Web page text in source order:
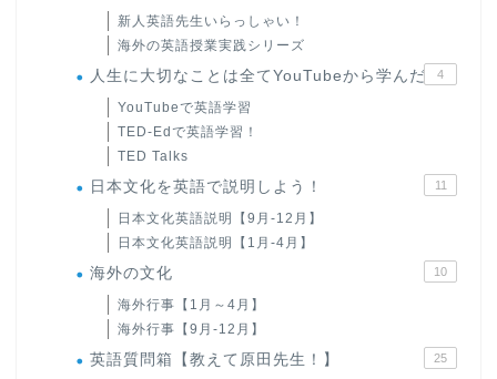
新人英語先生いらっしゃい！
海外の英語授業実践シリーズ
人生に大切なことは全てYouTubeから学んだ 4
YouTubeで英語学習
TED-Edで英語学習！
TED Talks
日本文化を英語で説明しよう！ 11
日本文化英語説明【9月-12月】
日本文化英語説明【1月-4月】
海外の文化 10
海外行事【1月～4月】
海外行事【9月-12月】
英語質問箱【教えて原田先生！】 25